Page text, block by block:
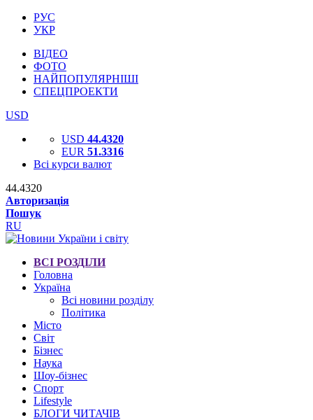
РУС
УКР
ВІДЕО
ФОТО
НАЙПОПУЛЯРНІШІ
СПЕЦПРОЕКТИ
USD
USD 44.4320
EUR 51.3316
Всі курси валют
44.4320
Авторизація
Пошук
RU
ВСІ РОЗДІЛИ
Головна
Україна
Всі новини розділу
Політика
Місто
Світ
Бізнес
Наука
Шоу-бізнес
Спорт
Lifestyle
БЛОГИ ЧИТАЧІВ